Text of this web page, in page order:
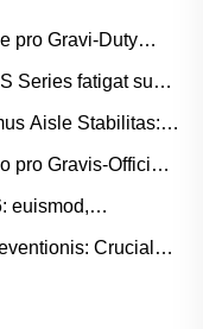
pro Gravi-Duty
Series fatigat sunt
Downtime
Aisle Stabilitas:
Press trends
pro Gravis-Officium
euismod,
Crucial